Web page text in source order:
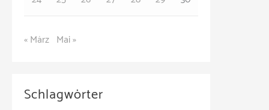
« März Mai »
Schlagwörter